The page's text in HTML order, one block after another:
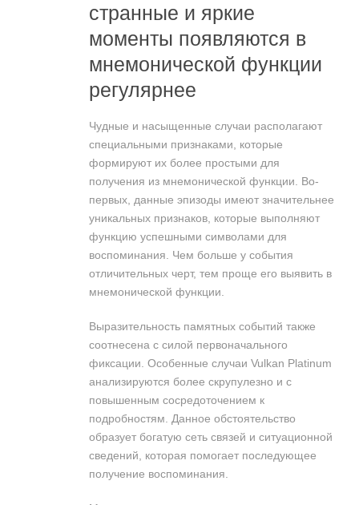
странные и яркие
моменты появляются в
мнемонической функции
регулярнее
Чудные и насыщенные случаи располагают
специальными признаками, которые
формируют их более простыми для
получения из мнемонической функции. Во-
первых, данные эпизоды имеют значительнее
уникальных признаков, которые выполняют
функцию успешными символами для
воспоминания. Чем больше у события
отличительных черт, тем проще его выявить в
мнемонической функции.
Выразительность памятных событий также
соотнесена с силой первоначального
фиксации. Особенные случаи Vulkan Platinum
анализируются более скрупулезно и с
повышенным сосредоточением к
подробностям. Данное обстоятельство
образует богатую сеть связей и ситуационной
сведений, которая помогает последующее
получение воспоминания.